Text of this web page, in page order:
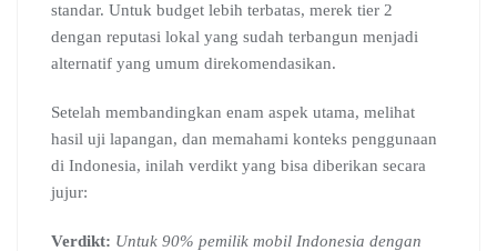
standar. Untuk budget lebih terbatas, merek tier 2
dengan reputasi lokal yang sudah terbangun menjadi
alternatif yang umum direkomendasikan.
Setelah membandingkan enam aspek utama, melihat
hasil uji lapangan, dan memahami konteks penggunaan
di Indonesia, inilah verdikt yang bisa diberikan secara
jujur:
Verdikt: Untuk 90% pemilik mobil Indonesia dengan